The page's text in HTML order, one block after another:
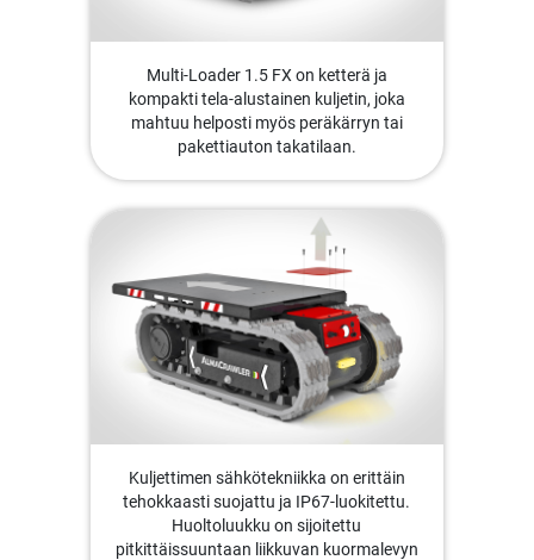
Multi-Loader 1.5 FX on ketterä ja
kompakti tela-alustainen kuljetin, joka
mahtuu helposti myös peräkärryn tai
pakettiauton takatilaan.
Kuljettimen sähkötekniikka on erittäin
tehokkaasti suojattu ja IP67-luokitettu.
Huoltoluukku on sijoitettu
pitkittäissuuntaan liikkuvan kuormalevyn